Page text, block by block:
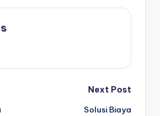
Next Post
Solusi Biaya